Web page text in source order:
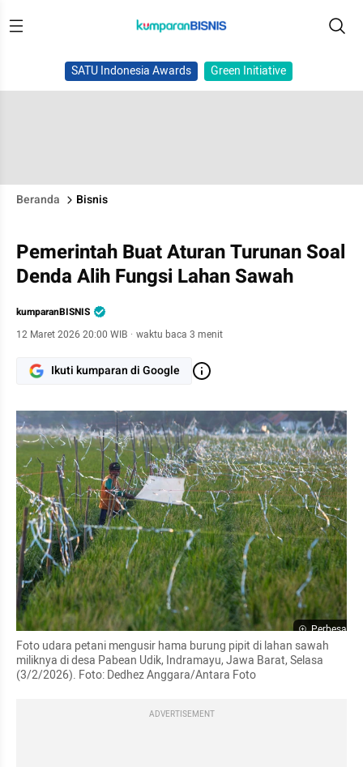
SATU Indonesia Awards Green Initiative
Beranda Bisnis
Pemerintah Buat Aturan Turunan Soal
Denda Alih Fungsi Lahan Sawah
kumparanBISNIS
12 Maret 2026 20:00 WIB · waktu baca 3 menit
Ikuti kumparan di Google
Perbesar
Foto udara petani mengusir hama burung pipit di lahan sawah
miliknya di desa Pabean Udik, Indramayu, Jawa Barat, Selasa
(3/2/2026). Foto: Dedhez Anggara/Antara Foto
ADVERTISEMENT